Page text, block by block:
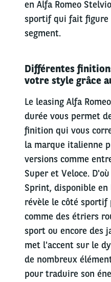
en Alfa Romeo
sportif qui fait figure
segment.
Différentes
votre style grâce
Le leasing Alfa
durée vous permet
finition qui vous
la marque italienne
versions comme
Super et Veloce.
Sprint, disponible en
révèle le côté sportif
comme des étriers
sport ou encore des
met l'accent sur le
de nombreux
pour traduire son